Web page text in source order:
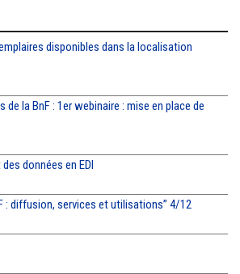
disponibles dans la localisation
la BnF : 1er webinaire : mise en place de
données en EDI
: diffusion, services et utilisations” 4/12